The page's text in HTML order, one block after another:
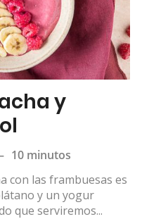
y
10 minutos
con las frambuesas es
y un yogur
que serviremos...